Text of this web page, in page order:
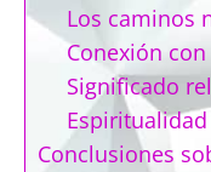
Los caminos
Conexión
Significado
Conclusiones